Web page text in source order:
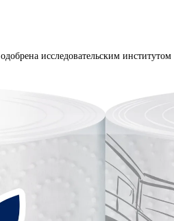
одобрена исследовательским институтом